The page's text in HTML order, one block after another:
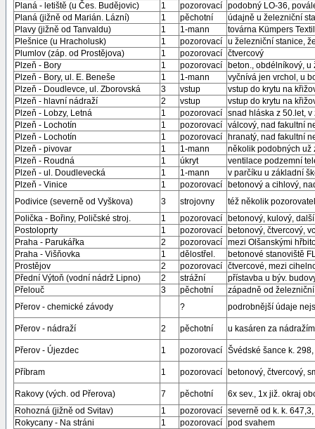
Planá - letiště (u Čes. Budějovic)
1 pozorovací podobný LO-36,
Planá (jižně od Marián. Lázní)
1 pěchotní
údajně u železniční
Plavy (jižně od Tanvaldu)
1 1-mann
továrna Kümpers
Plešnice (u Hracholusk)
1 pozorovací u železniční stanice,
Plumlov (záp. od Prostějova)
1 pozorovací čtvercový
Plzeň - Bory
1 pozorovací
beton., obdélníkový, u
Plzeň - Bory, ul. E. Beneše
1 1-mann
vyčnívá jen vrchol, u
Plzeň - Doudlevce, ul. Zborovská
3 vstup
vstup do krytu na
Plzeň - hlavní nádraží
2 vstup
vstup do krytu na
Plzeň - Lobzy, Letná
1 pozorovací snad hláska z 50.let,
Plzeň - Lochotín
1 pozorovací válcový, nad fakultní
Plzeň - Lochotín
1 pozorovací
hranatý, nad fakultní
Plzeň - pivovar
1 1-mann
několik podobných už
Plzeň - Roudná
1 úkryt
ventilace podzemní
Plzeň - ul. Doudlevecká
1 1-mann
v parčíku u základní
Plzeň - Vinice
1 pozorovací
betonový a cihlový,
Podivice (severně od Vyškova)
3 strojovny
též několik
Polička - Bořiny, Poličské stroj.
1 pozorovací
betonový, kulový,
Postoloprty
1 pozorovací
betonový, čtvercový,
Praha - Parukářka
2 pozorovací mezi Olšanskými
Praha - Višňovka
1 dělostřel.
betonové stanoviště
Prostějov
2 pozorovací čtvercové, mezi
Přední Výtoň (vodní nádrž Lipno)
2 strážní
přístavba u býv.
Přelouč
3 pěchotní
západně od
Přerov - chemické závody
? podrobnější údaje
Přerov - nádraží 2 pěchotní u kasáren za nádražím
Přerov - Újezdec 1 pozorovací Švédské šance k.
Příbram 1 pozorovací betonový, čtvercový,
Rakovy (vých. od Přerova) 7 pěchotní
6x sev., 1x již. okraj
Rohozná (jižně od Svitav)
1 pozorovací severně od k. k.
Rokycany - Na stráni
1 pozorovací pod svahem